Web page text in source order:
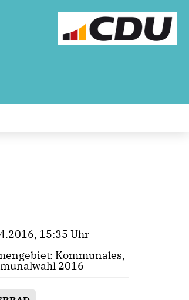
15:35 Uhr
Kommunales,
2016